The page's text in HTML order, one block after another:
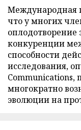
Международная
что у многих
оплодотворение
конкуренции
способности
исследования,
Communications,
многократно
эволюции на